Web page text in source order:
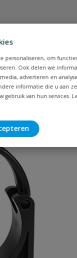
om
Ook delen we
adverteren en
informatie die u aan
gebruik van hun services.
dit
Stel